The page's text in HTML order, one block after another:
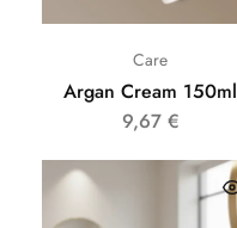
Care
Argan Cream 150ml
9,67 €